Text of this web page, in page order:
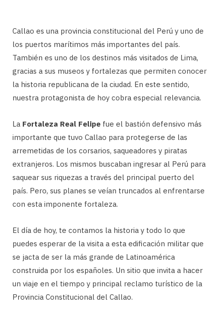
Callao es una provincia constitucional del Perú y uno de
los puertos marítimos más importantes del país.
También es uno de los destinos más visitados de Lima,
gracias a sus museos y fortalezas que permiten conocer
la historia republicana de la ciudad. En este sentido,
nuestra protagonista de hoy cobra especial relevancia.
La Fortaleza Real Felipe fue el bastión defensivo más
importante que tuvo Callao para protegerse de las
arremetidas de los corsarios, saqueadores y piratas
extranjeros. Los mismos buscaban ingresar al Perú para
saquear sus riquezas a través del principal puerto del
país. Pero, sus planes se veían truncados al enfrentarse
con esta imponente fortaleza.
El día de hoy, te contamos la historia y todo lo que
puedes esperar de la visita a esta edificación militar que
se jacta de ser la más grande de Latinoamérica
construida por los españoles. Un sitio que invita a hacer
un viaje en el tiempo y principal reclamo turístico de la
Provincia Constitucional del Callao.